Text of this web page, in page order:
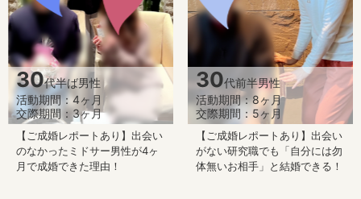
30代半ば男性
活動期間：4ヶ月
交際期間：3ヶ月
【ご成婚レポートあり】出会い
のなかったミドサー男性が4ヶ
月で成婚できた理由！
30代前半男性
活動期間：8ヶ月
交際期間：5ヶ月
【ご成婚レポートあり】出会い
がない研究職でも「自分には勿
体無いお相手」と結婚できる！